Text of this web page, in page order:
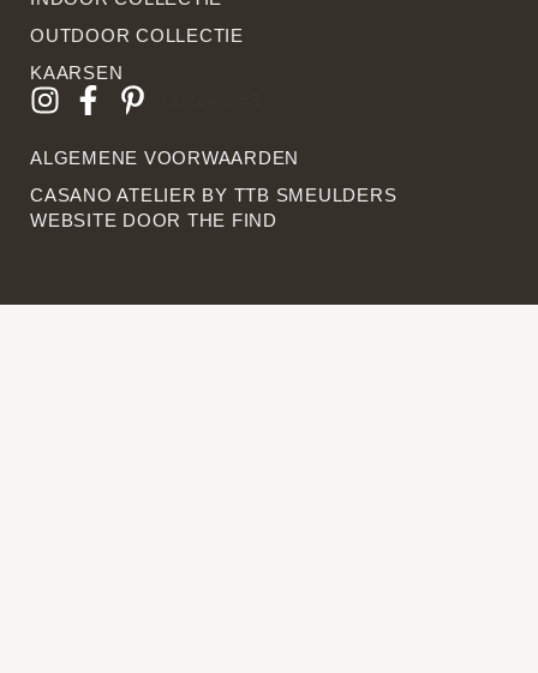
OUTDOOR COLLECTIE
KAARSEN
ALGEMENE VOORWAARDEN
CASANO ATELIER BY TTB SMEULDERS
WEBSITE DOOR THE FIND